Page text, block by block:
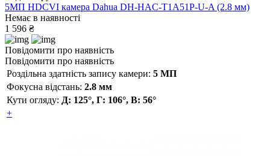
5МП HDCVI камера Dahua DH-HAC-T1A51P-U-A (2.8 мм)
Немає в наявності
1 596 ₴
Повідомити про наявність
Повідомити про наявність
Роздільна здатність запису камери: 5 МП
Фокусна відстань: 2.8 мм
Кути огляду: Д: 125°, Г: 106°, В: 56°
+